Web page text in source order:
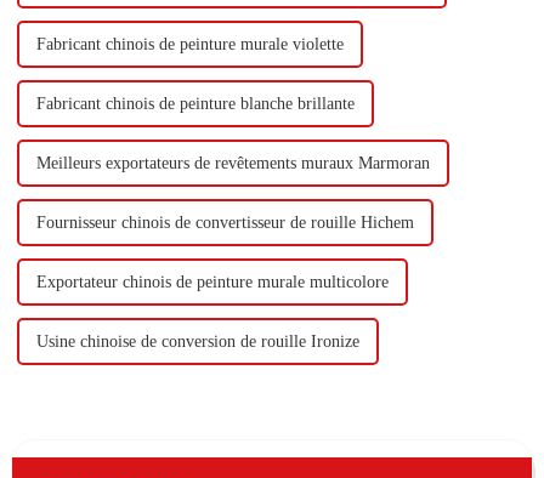
Fabricant chinois de peinture murale violette
Fabricant chinois de peinture blanche brillante
Meilleurs exportateurs de revêtements muraux Marmoran
Fournisseur chinois de convertisseur de rouille Hichem
Exportateur chinois de peinture murale multicolore
Usine chinoise de conversion de rouille Ironize